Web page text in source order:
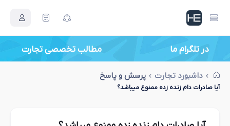
در تلگرام ما
داشبورد تجارت پرسش و پاسخ
آیا صادرات دام زنده زده ممنوع میباشد؟